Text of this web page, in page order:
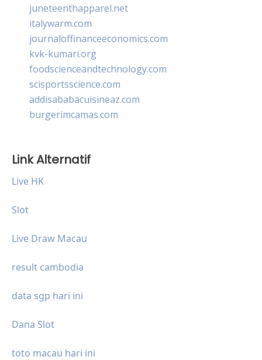
juneteenthapparel.net
italywarm.com
journaloffinanceeconomics.com
kvk-kumari.org
foodscienceandtechnology.com
scisportsscience.com
addisababacuisineaz.com
burgerimcamas.com
Link Alternatif
Live HK
Slot
Live Draw Macau
result cambodia
data sgp hari ini
Dana Slot
toto macau hari ini